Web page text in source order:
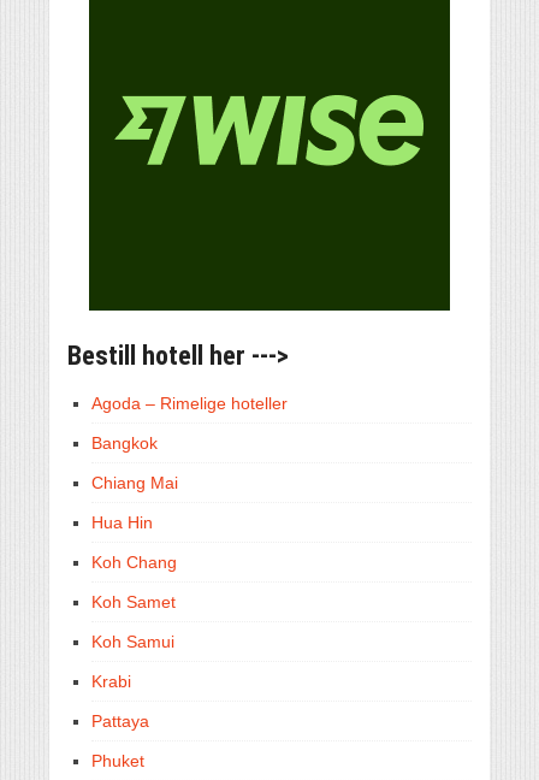
Bestill hotell her --->
Agoda – Rimelige hoteller
Bangkok
Chiang Mai
Hua Hin
Koh Chang
Koh Samet
Koh Samui
Krabi
Pattaya
Phuket